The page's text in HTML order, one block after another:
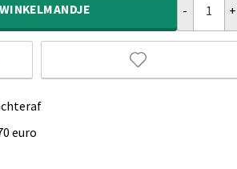
WINKELMANDJE
euro